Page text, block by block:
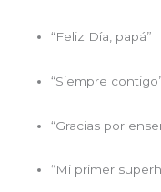
“Feliz Día, papá”
“Siempre
“Gracias por
“Mi primer